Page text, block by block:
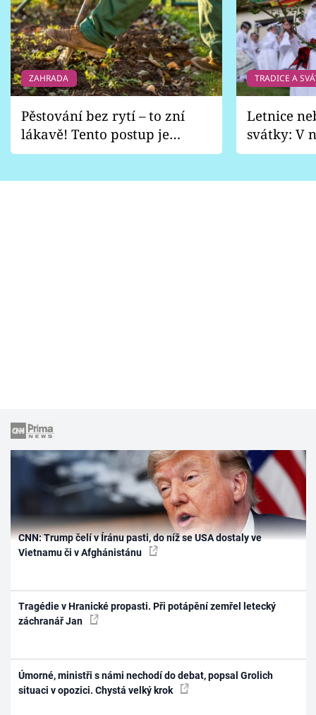
ZAHRADA
Pěstování bez rytí – to zní
lákavě! Tento postup je
vhodný jen pro některé
TRADICE A
Letnice
svátky: V
pondělí
CNN: Trump čelí v Íránu pasti, do níž se USA dostaly ve
Vietnamu či v Afghánistánu
Tragédie v Hranické propasti. Při potápění zemřel letecký
záchranář Jan
Úmorné, ministři s námi nechodí do debat, popsal Grolich
situaci v opozici. Chystá velký krok